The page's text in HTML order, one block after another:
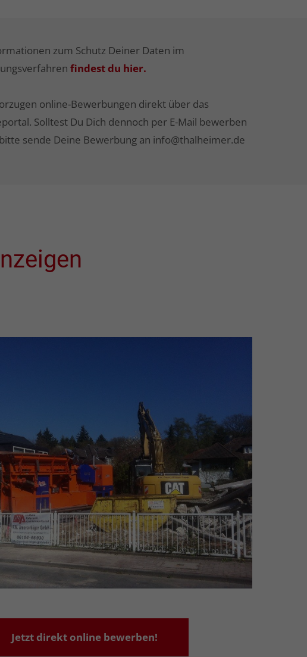
zum Schutz Deiner Daten im
findest du hier.
online-Bewerbungen direkt über das
Solltest Du Dich dennoch per E-Mail bewerben
sende Deine Bewerbung an info@thalheimer.de
Jetzt direkt online bewerben!